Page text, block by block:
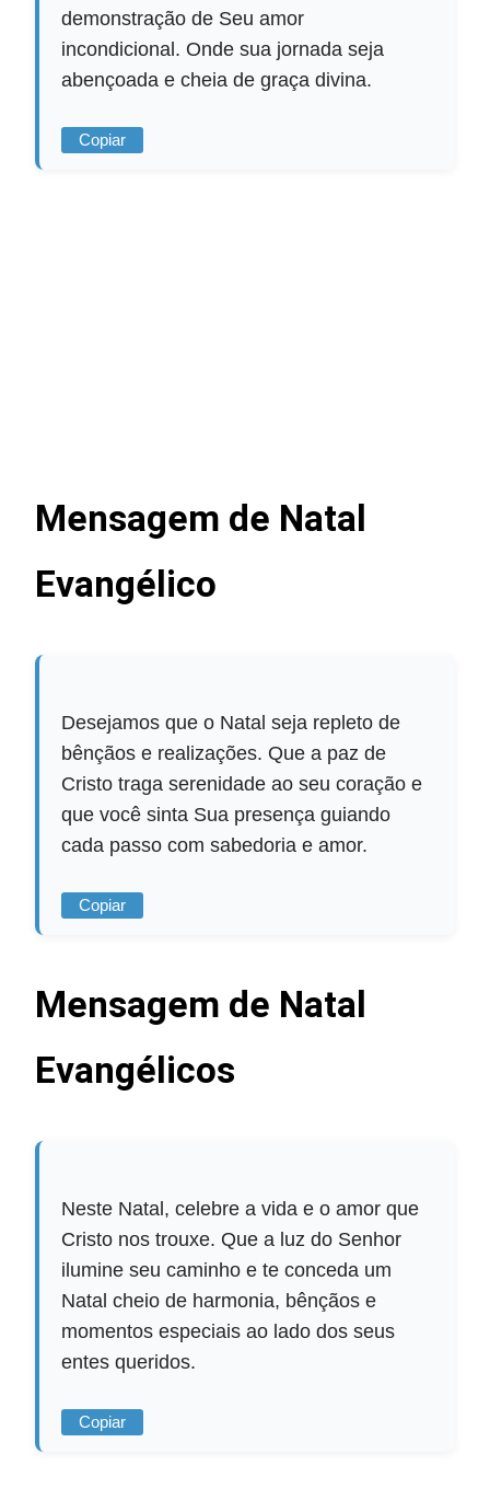
demonstração de Seu amor
incondicional. Onde sua jornada seja
abençoada e cheia de graça divina.
Copiar
Mensagem de Natal
Evangélico
Desejamos que o Natal seja repleto de
bênçãos e realizações. Que a paz de
Cristo traga serenidade ao seu coração e
que você sinta Sua presença guiando
cada passo com sabedoria e amor.
Copiar
Mensagem de Natal
Evangélicos
Neste Natal, celebre a vida e o amor que
Cristo nos trouxe. Que a luz do Senhor
ilumine seu caminho e te conceda um
Natal cheio de harmonia, bênçãos e
momentos especiais ao lado dos seus
entes queridos.
Copiar